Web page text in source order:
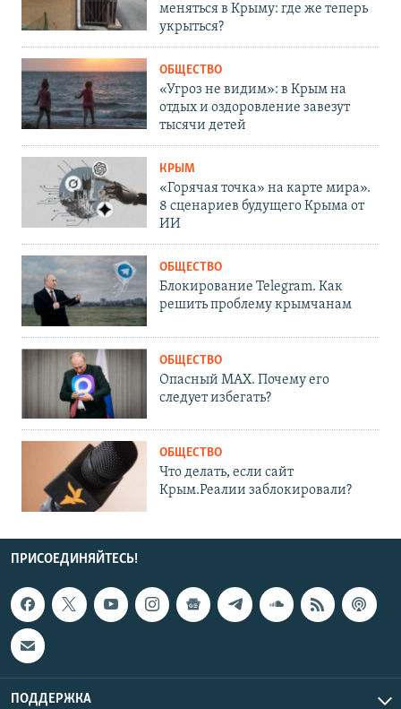
меняться в Крыму: где же теперь
укрыться?
ОБЩЕСТВО
«Угроз не видим»: в Крым на
отдых и оздоровление завезут
тысячи детей
КРЫМ
«Горячая точка» на карте мира».
8 сценариев будущего Крыма от
ИИ
ОБЩЕСТВО
Блокирование Telegram. Как
решить проблему крымчанам
ОБЩЕСТВО
Опасный MAX. Почему его
следует избегать?
ОБЩЕСТВО
Что делать, если сайт
Крым.Реалии заблокировали?
ПРИСОЕДИНЯЙТЕСЬ!
ПОДДЕРЖКА